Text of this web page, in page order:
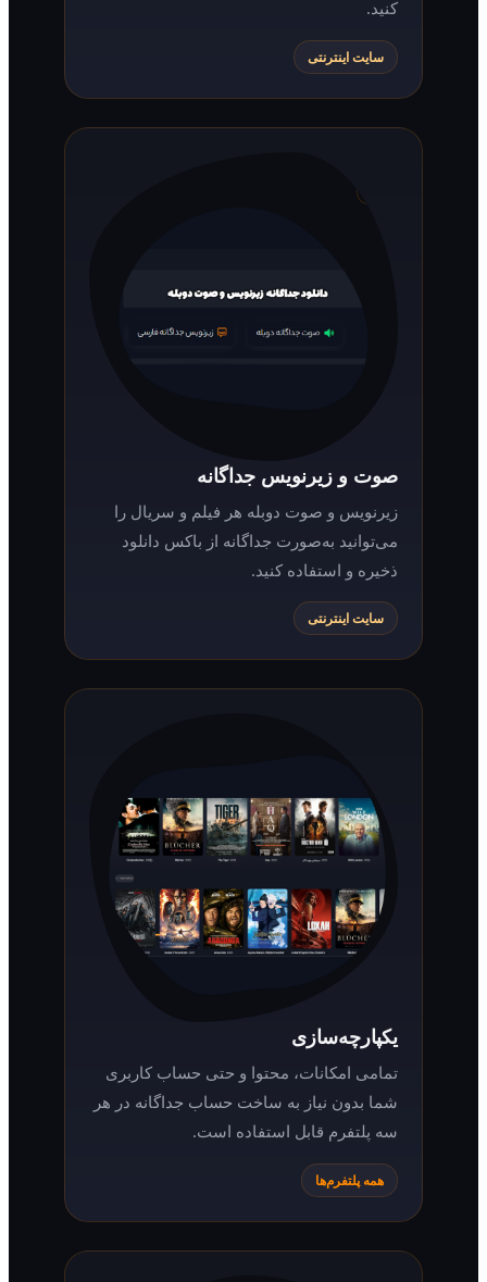
سایت اینترنتی
صوت و زیرنویس جداگانه
زیرنویس و صوت دوبله هر فیلم و سریال را
می‌توانید به‌صورت جداگانه از باکس دانلود
ذخیره و استفاده کنید.
سایت اینترنتی
یکپارچه‌سازی
تمامی امکانات، محتوا و حتی حساب کاربری
شما بدون نیاز به ساخت حساب جداگانه در هر
سه پلتفرم قابل استفاده است.
همه پلتفرم‌ها